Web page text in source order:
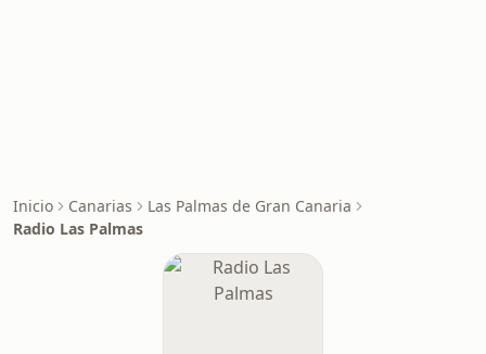
Inicio Canarias
Las Palmas de Gran Canaria
Radio Las Palmas